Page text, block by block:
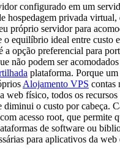
configurado em um
hospedagem privada virtual,
próprio servidor para
o equilíbrio ideal entre custo
a opção preferencial para
não podem ser
plataforma. Porque
Alojamento VPS contas
web físico, todos os recursos
diminui o custo por cabeça.
acesso root, que permite
de software ou
para aplicativos da web